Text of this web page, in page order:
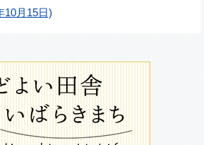
10月15日)